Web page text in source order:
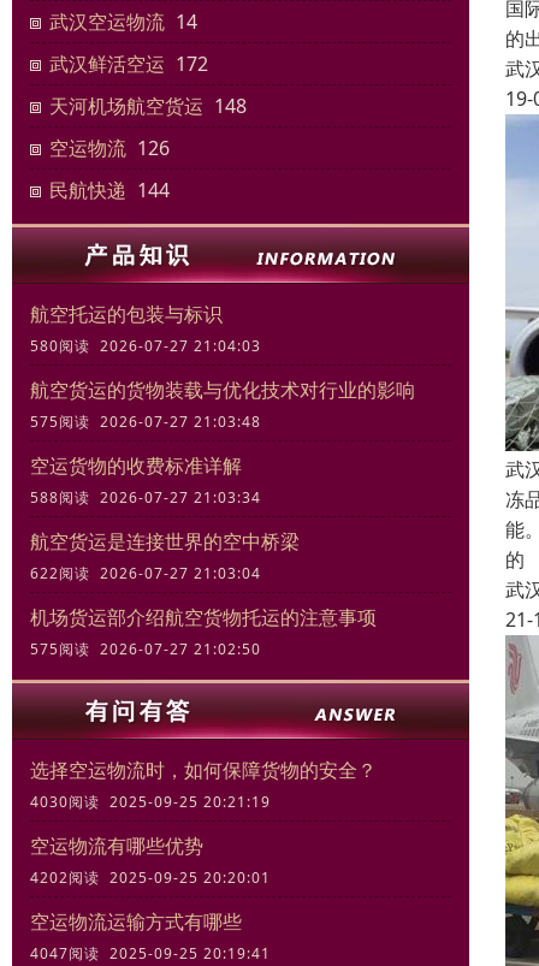
武汉空运物流 14
武汉鲜活空运 172
天河机场航空货运 148
空运物流 126
民航快递 144
航空托运的包装与标识
580阅读 2026-07-27 21:04:03
航空货运的货物装载与优化技术对行业的影响
575阅读 2026-07-27 21:03:48
空运货物的收费标准详解
588阅读 2026-07-27 21:03:34
航空货运是连接世界的空中桥梁
622阅读 2026-07-27 21:03:04
机场货运部介绍航空货物托运的注意事项
575阅读 2026-07-27 21:02:50
选择空运物流时，如何保障货物的安全？
4030阅读 2025-09-25 20:21:19
空运物流有哪些优势
4202阅读 2025-09-25 20:20:01
空运物流运输方式有哪些
4047阅读 2025-09-25 20:19:41
国
的
武
19-
武
冻
能
的
武
21-